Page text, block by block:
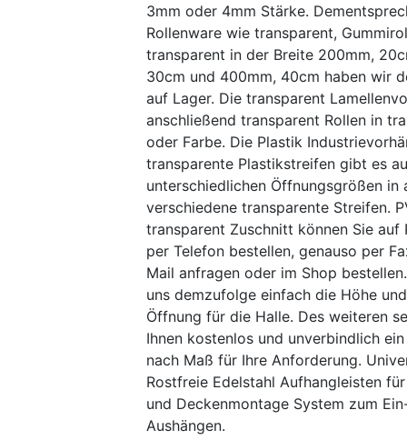
3mm oder 4mm Stärke.
Rollenware wie transparent,
transparent in der Breite 200mm,
30cm und 400mm, 40cm haben wir
auf Lager. Die transparent
anschließend transparent Rollen in
oder Farbe. Die Plastik
transparente Plastikstreifen gibt es
unterschiedlichen Öffnungsgrößen in
verschiedene transparente Streifen.
transparent Zuschnitt können Sie auf
per Telefon bestellen, genauso per
Mail anfragen oder im Shop
uns demzufolge einfach die Höhe
Öffnung für die Halle. Des weiteren
Ihnen kostenlos und unverbindlich
nach Maß für Ihre Anforderung.
Rostfreie Edelstahl Aufhangleisten
und Deckenmontage System zum
Aushängen.